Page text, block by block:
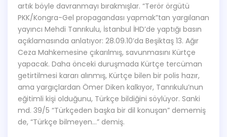
artık böyle davranmayı bırakmışlar. “Terör örgütü
PKK/Kongra-Gel propagandası yapmak”tan yargılanan
yayıncı Mehdi Tanrıkulu, İstanbul İHD’de yaptığı basın
açıklamasında anlatıyor: 28.09.10’da Beşiktaş 13. Ağır
Ceza Mahkemesine çıkarılmış, savunmasını Kürtçe
yapacak. Daha önceki duruşmada Kürtçe tercüman
getirtilmesi kararı alınmış, Kürtçe bilen bir polis hazır,
ama yargıçlardan Ömer Diken kalkıyor, Tanrıkulu’nun
eğitimli kişi olduğunu, Türkçe bildiğini söylüyor. Sanki
md. 39/5 “Türkçeden başka bir dil konuşan” dememiş
de, “Türkçe bilmeyen…” demiş.